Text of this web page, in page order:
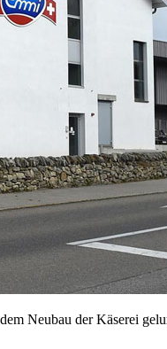
Neubau der Käserei